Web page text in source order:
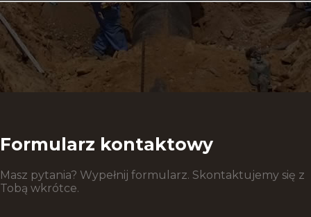
Formularz kontaktowy
Masz pytania? Wypełnij formularz. Skontaktujemy się z
Tobą wkrótce.